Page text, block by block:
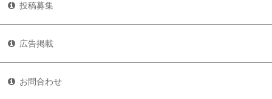
投稿募集
広告掲載
お問合わせ